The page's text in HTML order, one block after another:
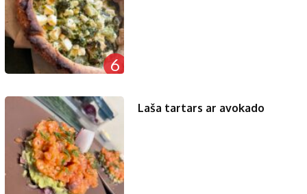
6
Laša tartars ar avokado